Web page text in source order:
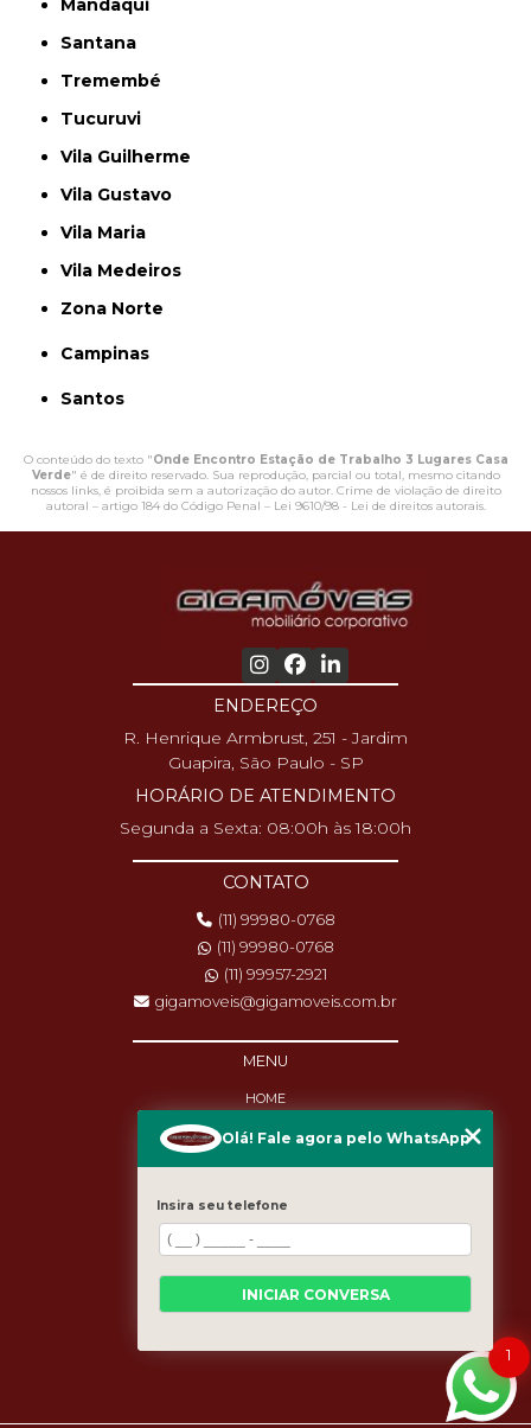
Mandaqui
Santana
Tremembé
Tucuruvi
Vila Guilherme
Vila Gustavo
Vila Maria
Vila Medeiros
Zona Norte
Campinas
Santos
O conteúdo do texto "Onde Encontro Estação de Trabalho 3 Lugares Casa
Verde" é de direito reservado. Sua reprodução, parcial ou total, mesmo citando
nossos links, é proibida sem a autorização do autor. Crime de violação de direito
autoral – artigo 184 do Código Penal – Lei 9610/98 - Lei de direitos autorais.
ENDEREÇO
R. Henrique Armbrust, 251 - Jardim
Guapira, São Paulo - SP
HORÁRIO DE ATENDIMENTO
Segunda a Sexta: 08:00h às 18:00h
CONTATO
(11) 99980-0768
(11) 99980-0768
(11) 99957-2921
gigamoveis@gigamoveis.com.br
MENU
HOME
PRODUTOS
MANUTENÇÃO
CASES
MAPA DO SITE
1
Olá! Fale agora pelo WhatsApp
Insira seu telefone
INICIAR CONVERSA